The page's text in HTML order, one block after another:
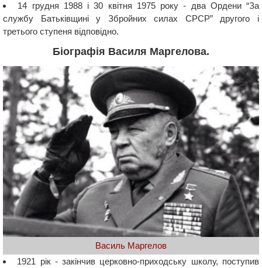
14 грудня 1988 і 30 квітня 1975 року - два Ордени “За
службу Батьківщині у Збройних силах СРСР” другого і
третього ступеня відповідно.
Біографія Василя Маргелова.
Василь Маргелов
1921 рік - закінчив церковно-приходську школу, поступив